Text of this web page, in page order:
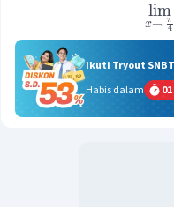
x→ 4
π
lim
Ikuti Tryout
Habis dalam
01